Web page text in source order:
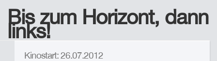
Bis zum Horizont, dann
links!
Kinostart: 26.07.2012